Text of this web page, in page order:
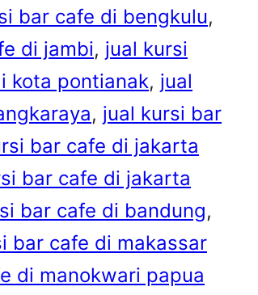
bar cafe di bengkulu
di jambi, jual kursi
kota pontianak, jual
, jual kursi bar
bar cafe di jakarta
bar cafe di jakarta
bar cafe di bandung
bar cafe di makassar
di manokwari papua